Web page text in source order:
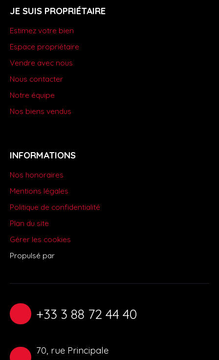
JE SUIS PROPRIÉTAIRE
Estimez votre bien
Espace propriétaire
Vendre avec nous
Nous contacter
Notre équipe
Nos biens vendus
INFORMATIONS
Nos honoraires
Mentions légales
Politique de confidentialité
Plan du site
Gérer les cookies
Propulsé par
+33 3 88 72 44 40
70, rue Principale